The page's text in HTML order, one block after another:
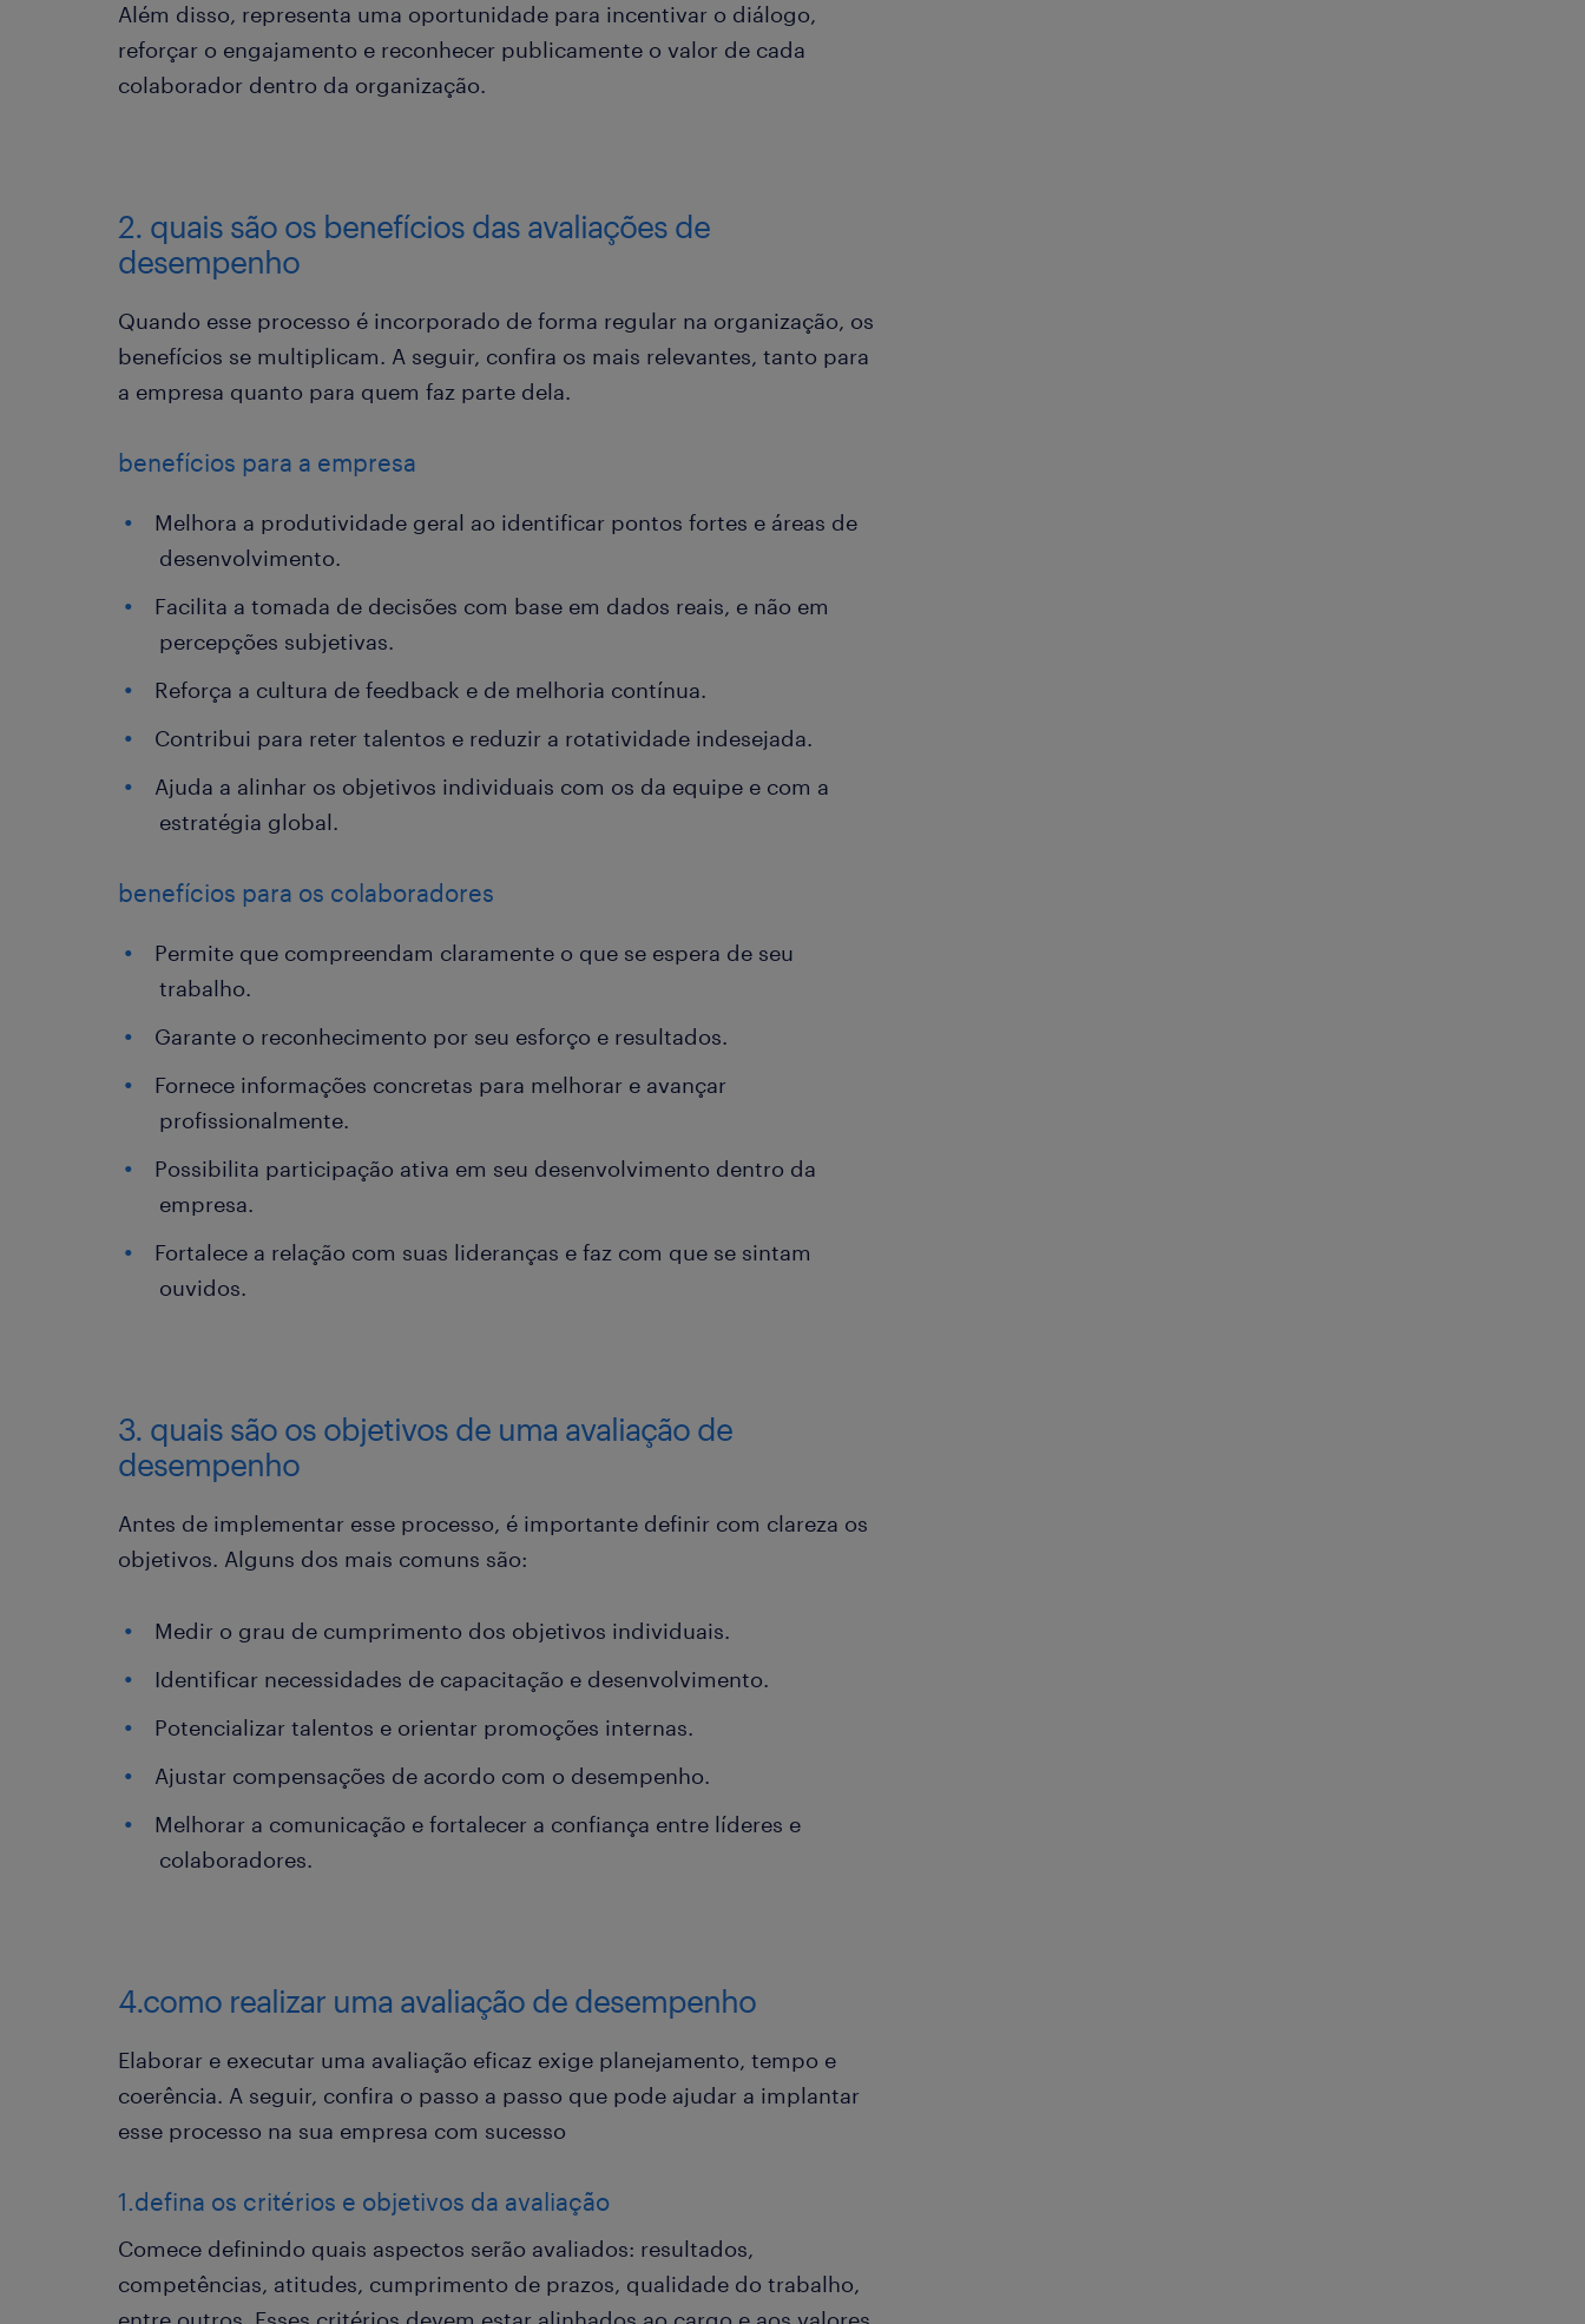
Além disso, representa uma oportunidade para incentivar o diálogo,
reforçar o engajamento e reconhecer publicamente o valor de cada
colaborador dentro da organização.
2. quais são os benefícios das avaliações de
desempenho
Quando esse processo é incorporado de forma regular na organização, os
benefícios se multiplicam. A seguir, confira os mais relevantes, tanto para
a empresa quanto para quem faz parte dela.
benefícios para a empresa
Melhora a produtividade geral ao identificar pontos fortes e áreas de
desenvolvimento.
Facilita a tomada de decisões com base em dados reais, e não em
percepções subjetivas.
Reforça a cultura de feedback e de melhoria contínua.
Contribui para reter talentos e reduzir a rotatividade indesejada.
Ajuda a alinhar os objetivos individuais com os da equipe e com a
estratégia global.
benefícios para os colaboradores
Permite que compreendam claramente o que se espera de seu
trabalho.
Garante o reconhecimento por seu esforço e resultados.
Fornece informações concretas para melhorar e avançar
profissionalmente.
Possibilita participação ativa em seu desenvolvimento dentro da
empresa.
Fortalece a relação com suas lideranças e faz com que se sintam
ouvidos.
3. quais são os objetivos de uma avaliação de
desempenho
Antes de implementar esse processo, é importante definir com clareza os
objetivos. Alguns dos mais comuns são:
Medir o grau de cumprimento dos objetivos individuais.
Identificar necessidades de capacitação e desenvolvimento.
Potencializar talentos e orientar promoções internas.
Ajustar compensações de acordo com o desempenho.
Melhorar a comunicação e fortalecer a confiança entre líderes e
colaboradores.
4.como realizar uma avaliação de desempenho
Elaborar e executar uma avaliação eficaz exige planejamento, tempo e
coerência. A seguir, confira o passo a passo que pode ajudar a implantar
esse processo na sua empresa com sucesso
1.defina os critérios e objetivos da avaliação
Comece definindo quais aspectos serão avaliados: resultados,
competências, atitudes, cumprimento de prazos, qualidade do trabalho,